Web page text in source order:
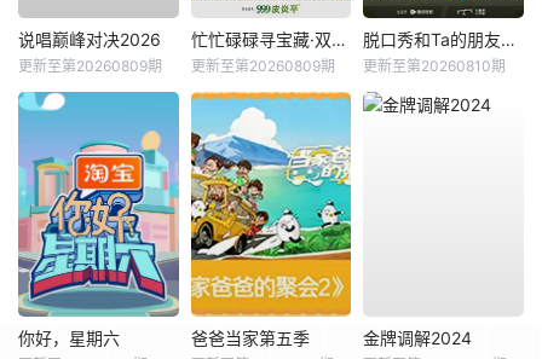
说唱巅峰对决2026
更新至第20260809期
忙忙碌碌寻宝藏·双人成行季
更新至第20260809期
脱口秀和Ta的朋友们第三季
更新至第20260810期
你好，星期六 爸爸当家第五季 金牌调解2024